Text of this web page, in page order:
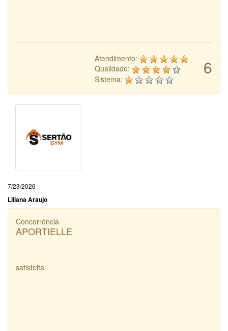
6
Atendimento:
Qualidade:
Sistema:
7/23/2026
Liliana Araujo
Concorrência
APORTIELLE
satisfeita